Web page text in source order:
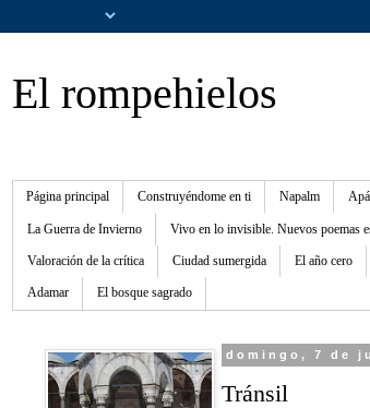
El rompehielos
Página principal Construyéndome en ti Napalm
La Guerra de Invierno Vivo en lo invisible. Nuevos poemas
Valoración de la crítica Ciudad sumergida El año cero
Adamar El bosque sagrado
domingo, 7 de
Tránsil